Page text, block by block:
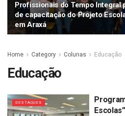
Profissionais do Tempo Integral
de capacitação do Projeto
em Araxá
Home Category Colunas Educação
Educação
DESTAQUES